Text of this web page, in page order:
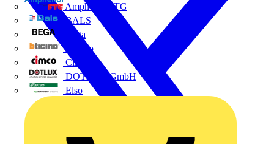
Amphenol FTG
BALS
Bega
Bticino
Cimco
DOTLUX GmbH
Elso